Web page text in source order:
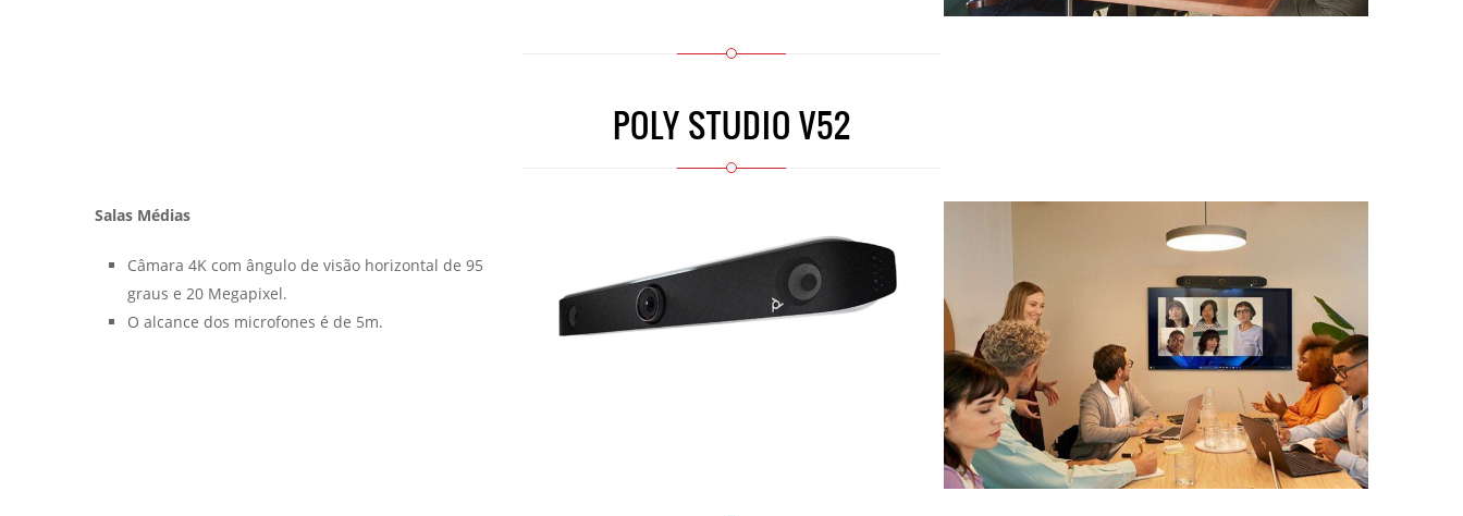
POLY STUDIO V52
Salas Médias
Câmara 4K com ângulo de visão horizontal de 95
graus e 20 Megapixel.
O alcance dos microfones é de 5m.